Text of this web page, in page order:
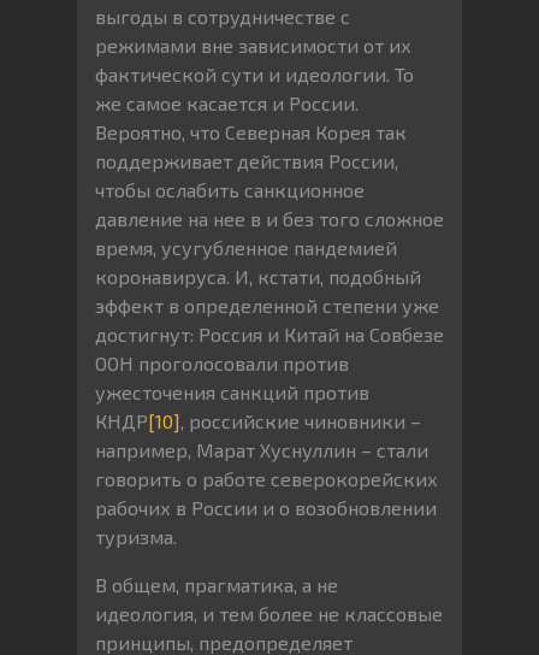
выгоды в сотрудничестве с
режимами вне зависимости от их
фактической сути и идеологии. То
же самое касается и России.
Вероятно, что Северная Корея так
поддерживает действия России,
чтобы ослабить санкционное
давление на нее в и без того сложное
время, усугубленное пандемией
коронавируса. И, кстати, подобный
эффект в определенной степени уже
достигнут: Россия и Китай на Совбезе
ООН проголосовали против
ужесточения санкций против
КНДР[10] , российские чиновники –
например, Марат Хуснуллин – стали
говорить о работе северокорейских
рабочих в России и о возобновлении
туризма.
В общем, прагматика, а не
идеология, и тем более не классовые
принципы, предопределяет